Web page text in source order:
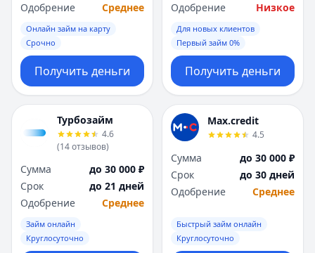
Одобрение
Среднее
Онлайн займ на карту
Срочно
Получить деньги
Одобрение
Низкое
Для новых клиентов
Первый займ 0%
Получить деньги
Турбозайм
4.6
(14отзывов)
Сумма
до 30 000 ₽
Срок
до 21 дней
Одобрение
Среднее
Займ онлайн
Круглосуточно
Max.credit
4.5
Сумма
до 30 000 ₽
Срок
до 30 дней
Одобрение
Среднее
Быстрый займ онлайн
Круглосуточно